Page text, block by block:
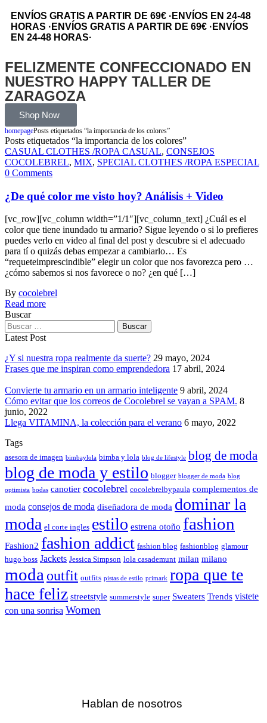
ENVÍOS GRATIS A PARTIR DE 69€ · ENVÍOS EN 24-48
HORAS · ENVÍOS GRATIS A PARTIR DE 69€ · ENVÍOS
EN 24-48 HORAS·
FELIZMENTE CONFECCIONADO EN
NUESTRO HAPPY TALLER DE
ZARAGOZA
Shop Now
homepagePosts etiquetados “la importancia de los colores”
Posts etiquetados “la importancia de los colores”
CASUAL CLOTHES /ROPA CASUAL, CONSEJOS
COCOLEBREL, MIX, SPECIAL CLOTHES /ROPA ESPECIAL
0 Comments
¿De qué color me visto hoy? Análisis + Video
[vc_row][vc_column width=”1/1″][vc_column_text] ¿Cuál es el
color que tiene inundado tu armario? Sigue leyendo o si lo prefieres
puedes verlo en video al final del post y descubre si el adecuado
para tí o quizás debas empezar a cambiarlo… Es
“requeteimprescindible” elegir un color que nos favorezca pero …
¿cómo sabemos si nos favorece o no? ¿en qué […]
By cocolebrel
Read more
Buscar
Latest Post
¿Y si nuestra ropa realmente da suerte? 29 mayo, 2024
Frases que me inspiran como emprendedora 17 abril, 2024
Convierte tu armario en un armario inteligente 9 abril, 2024
Cómo evitar que los correos de Cocolebrel se vayan a SPAM. 8
junio, 2022
Llega VITAMINA, la colección para el verano 6 mayo, 2022
Tags
asesora de imagen bimbaylola bimba y lola blog de lifestyle blog de moda
blog de moda y estilo blogger blogger de moda blog
optimista bodas canotier cocolebrel cocolebrelbypaula complementos de
moda consejos de moda diseñadora de moda dominar la
moda el corte ingles estilo estrena otoño fashion
Fashion2 fashion addict fashion blog fashionblog glamour
hugo boss Jackets Jessica Simpson lola casademunt milan milano
modaoutfit outfits pistas de estilo primark ropa que te
hace feliz streetstyle summerstyle super Sweaters Trends vistete
con una sonrisa Women
Hablan de nosotros